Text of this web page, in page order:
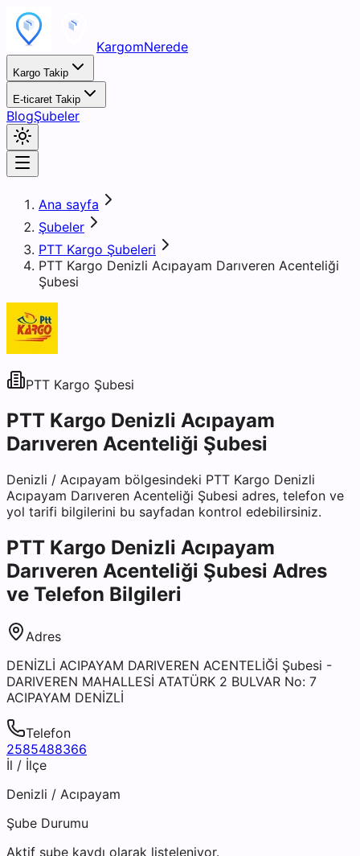
KargomNerede
Kargo Takip
E-ticaret Takip
BlogŞubeler
Ana sayfa
Şubeler
PTT Kargo Şubeleri
PTT Kargo Denizli Acıpayam Darıveren Acenteliği
Şubesi
PTT Kargo Şubesi
PTT Kargo Denizli Acıpayam
Darıveren Acenteliği Şubesi
Denizli / Acıpayam bölgesindeki PTT Kargo Denizli
Acıpayam Darıveren Acenteliği Şubesi adres, telefon ve
yol tarifi bilgilerini bu sayfadan kontrol edebilirsiniz.
PTT Kargo Denizli Acıpayam
Darıveren Acenteliği Şubesi Adres
ve Telefon Bilgileri
Adres
DENİZLİ ACIPAYAM DARIVEREN ACENTELİĞİ Şubesi -
DARIVEREN MAHALLESİ ATATÜRK 2 BULVAR No: 7
ACIPAYAM DENİZLİ
Telefon
2585488366
İl / İlçe
Denizli / Acıpayam
Şube Durumu
Aktif şube kaydı olarak listeleniyor.